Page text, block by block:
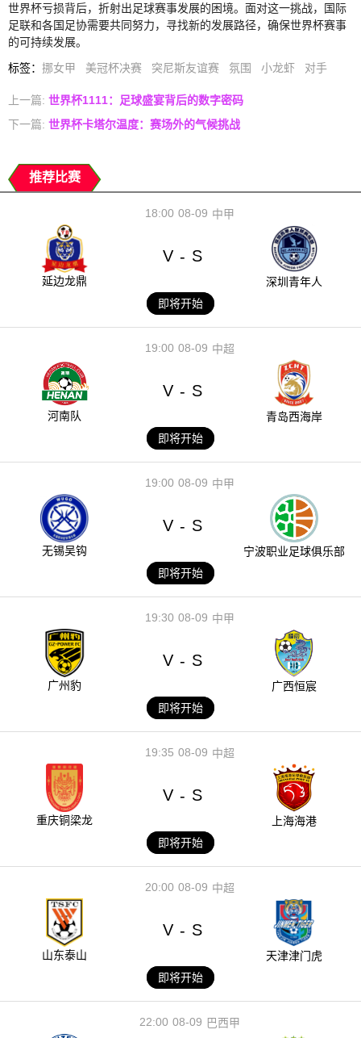
世界杯亏损背后，折射出足球赛事发展的困境。面对这一挑战，国际
足联和各国足协需要共同努力，寻找新的发展路径，确保世界杯赛事
的可持续发展。
标签： 挪女甲 美冠杯决赛 突尼斯友谊赛 氛围 小龙虾 对手
上一篇: 世界杯1111：足球盛宴背后的数字密码
下一篇: 世界杯卡塔尔温度：赛场外的气候挑战
推荐比赛
08-09
18:00 中甲
延边龙鼎
V - S
深圳青年人
即将开始
08-09
19:00 中超
河南队
V - S
青岛西海岸
即将开始
08-09
19:00 中甲
无锡吴钩
V - S
宁波职业足球俱乐部
即将开始
08-09
19:30 中甲
广州豹
V - S
广西恒宸
即将开始
08-09
19:35 中超
重庆铜梁龙
V - S
上海海港
即将开始
08-09
20:00 中超
山东泰山
V - S
天津津门虎
即将开始
08-09
22:00 巴西甲